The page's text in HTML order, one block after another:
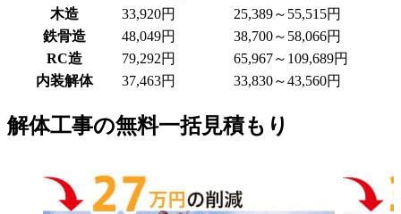
木造
33,920円 25,389～55,515円
鉄骨造
48,049円 38,700～58,066円
RC造
79,292円 65,967～109,689円
内装解体
37,463円 33,830～43,560円
解体工事の無料一括見積もり